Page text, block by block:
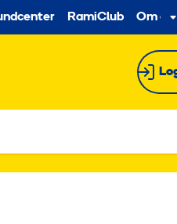
RamiClub Om oss